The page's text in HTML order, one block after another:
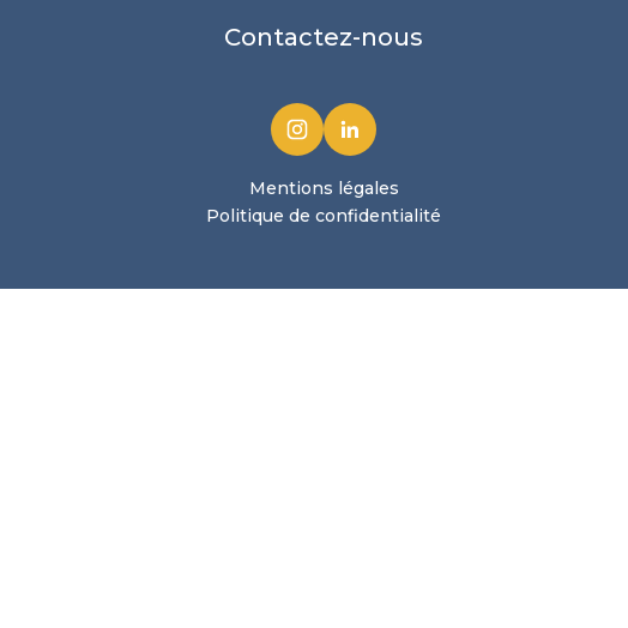
Contactez-nous
Mentions légales
Politique de confidentialité